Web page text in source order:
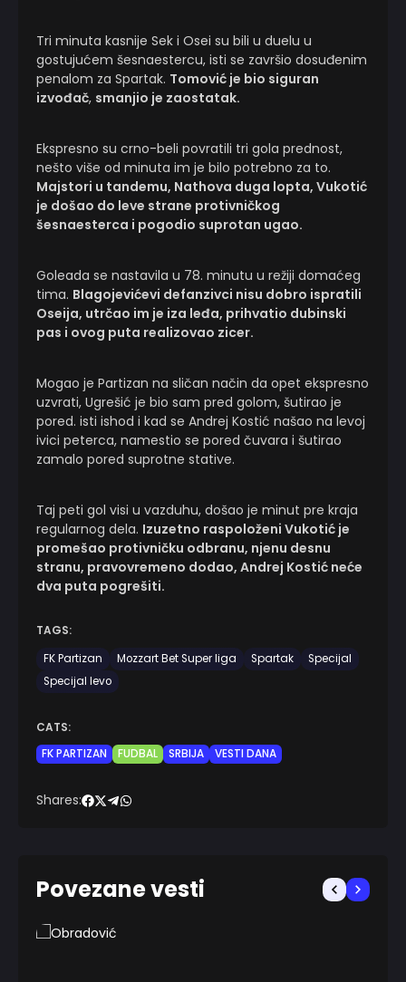
Tri minuta kasnije Sek i Osei su bili u duelu u
gostujućem šesnaestercu, isti se završio dosuđenim
penalom za Spartak. Tomović je bio siguran
izvođač, smanjio je zaostatak.
Ekspresno su crno-beli povratili tri gola prednost,
nešto više od minuta im je bilo potrebno za to.
Majstori u tandemu, Nathova duga lopta, Vukotić
je došao do leve strane protivničkog
šesnaesterca i pogodio suprotan ugao.
Goleada se nastavila u 78. minutu u režiji domaćeg
tima. Blagojevićevi defanzivci nisu dobro ispratili
Oseija, utrčao im je iza leđa, prihvatio dubinski
pas i ovog puta realizovao zicer.
Mogao je Partizan na sličan način da opet ekspresno
uzvrati, Ugrešić je bio sam pred golom, šutirao je
pored. isti ishod i kad se Andrej Kostić našao na levoj
ivici peterca, namestio se pored čuvara i šutirao
zamalo pored suprotne stative.
Taj peti gol visi u vazduhu, došao je minut pre kraja
regularnog dela. Izuzetno raspoloženi Vukotić je
promešao protivničku odbranu, njenu desnu
stranu, pravovremeno dodao, Andrej Kostić neće
dva puta pogrešiti.
TAGS:
FK Partizan
Mozzart Bet Super liga Spartak
Specijal
Specijal levo
CATS:
FK PARTIZAN
FUDBAL SRBIJA VESTI DANA
Shares:
Povezane vesti